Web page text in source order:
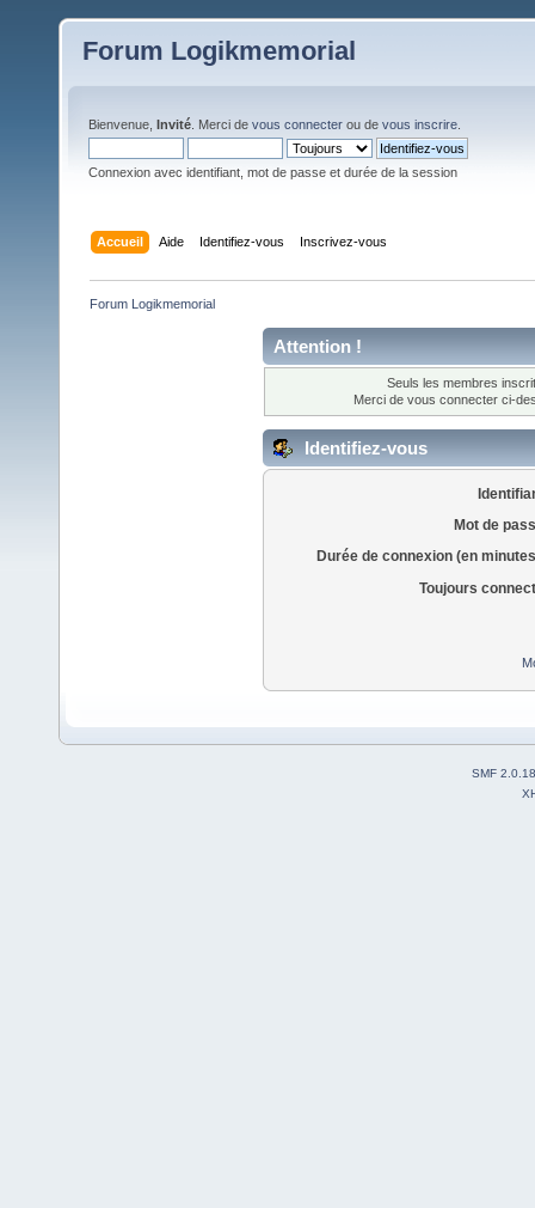
Forum Logikmemorial
Bienvenue, Invité . Merci de vous connecter ou de vous inscrire
Connexion avec identifiant, mot de passe et durée de la session
Accueil Aide Identifiez-vous Inscrivez-vous
Forum Logikmemorial
Attention !
Seuls les membres
Merci de vous connecter ci-
Identifiez-vous
Mot de
Durée de connexion (en
Toujours
SMF 2.0.18